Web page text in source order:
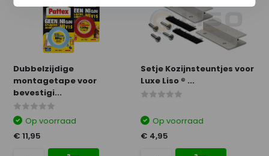
Dubbelzijdige
montagetape voor
bevestigi...
Op voorraad
€ 11,95
Setje Kozijnsteuntjes voor
Luxe Liso ® ...
Op voorraad
€ 4,95